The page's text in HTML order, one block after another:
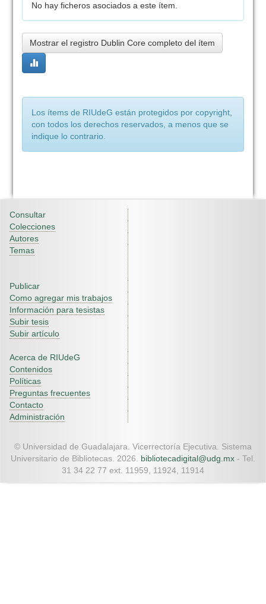
No hay ficheros asociados a este ítem.
Mostrar el registro Dublin Core completo del ítem
Los ítems de RIUdeG están protegidos por copyright,
con todos los derechos reservados, a menos que se
indique lo contrario.
Consultar
Colecciones
Autores
Temas
Publicar
Como agregar mis trabajos
Información para tesistas
Subir tesis
Subir artículo
Acerca de RIUdeG
Contenidos
Políticas
Preguntas frecuentes
Contacto
Administración
© Universidad de Guadalajara. Vicerrectoría Ejecutiva. Sistema
Universitario de Bibliotecas. 2026. bibliotecadigital@udg.mx - Tel.
31 34 22 77 ext. 11959, 11924, 11914